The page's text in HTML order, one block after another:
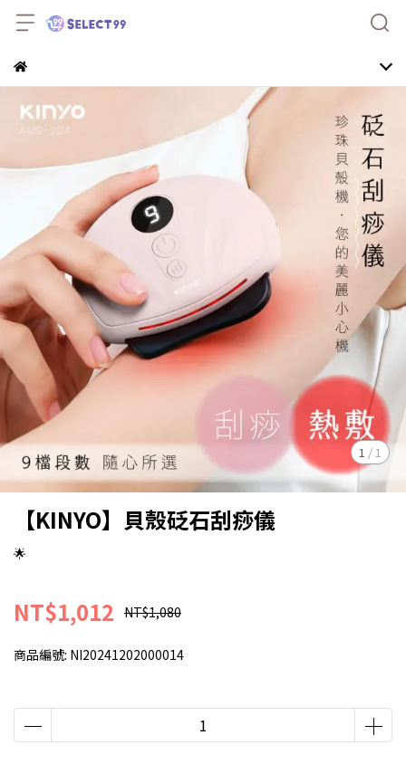
1 / 1
【KINYO】貝殼砭石刮痧儀
🌟
NT$1,012 NT$1,080
商品編號: NI20241202000014